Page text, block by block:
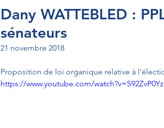
Dany WATTEBLED :
sénateurs
21 novembre 2018
Proposition de loi organique relative à
https://www.youtube.com/